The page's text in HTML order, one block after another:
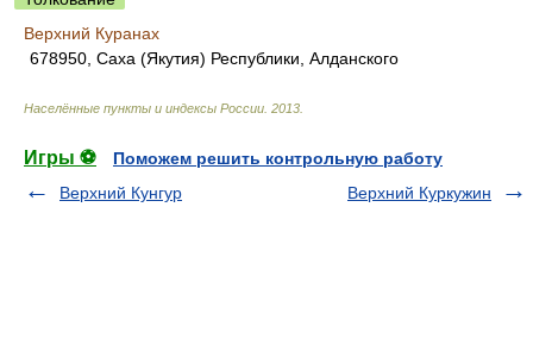
Верхний Куранах
678950, Саха (Якутия) Республики, Алданского
Населённые пункты и индексы России 2013
Игры ⚽
Поможем решить контрольную работу
Верхний Кунгур
Верхний Куркужин